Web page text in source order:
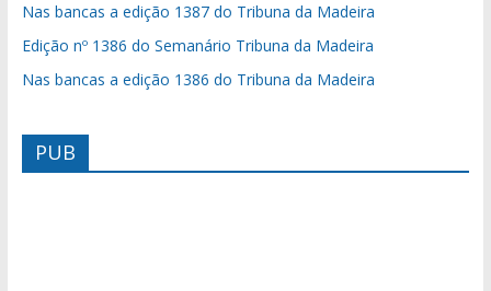
Nas bancas a edição 1387 do Tribuna da Madeira
Edição nº 1386 do Semanário Tribuna da Madeira
Nas bancas a edição 1386 do Tribuna da Madeira
PUB